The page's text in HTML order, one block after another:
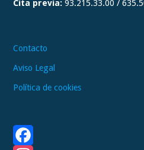
m
Cita previa: 93.215.33.00 /
Contacto
Aviso Legal
Política de cookies